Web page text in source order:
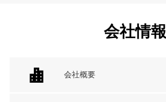
会社情報
会社概要